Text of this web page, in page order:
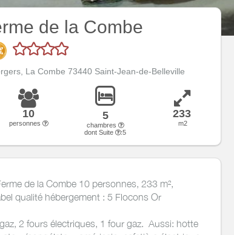
de la Combe
La Combe 73440 Saint-Jean-de-Belleville
10
personnes
5
chambres
dont Suite
:5
233
m2
de la Combe 10 personnes, 233 m²,
qualité hébergement : 5 Flocons Or
2 fours électriques, 1 four gaz. Aussi: hotte